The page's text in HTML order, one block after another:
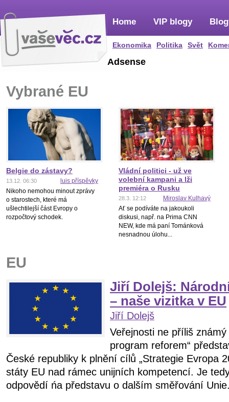
Home
Ekonomika Politika Svět
VIP blogy
Adsense
Vybrané EU
Belgie do zástavy?
13.12. 06:30
luis příspěvky
Nikoho nemohou minout zprávy
o starostech, které má
ušlechtilejší část Evropy o
rozpočtový schodek.
Vládní politici - už ve
volební kampani a lži
premiéra o Rusku
28.3. 12:12
Miroslav Kulhavý
Ať se podíváte na jakoukoli
diskusi, např. na Prima CNN
NEW, kde má paní Tománková
nesnadnou úlohu...
EU
Jiří Dolejš:
– naše vizitka v EU
Jiří Dolejš
Veřejnosti ne příliš
program reforem“
České republiky k plnění cílů „Strategie Evropa
státy EU nad rámec unijních kompetencí. Je
odpovědí ńa představu o dalším směřování